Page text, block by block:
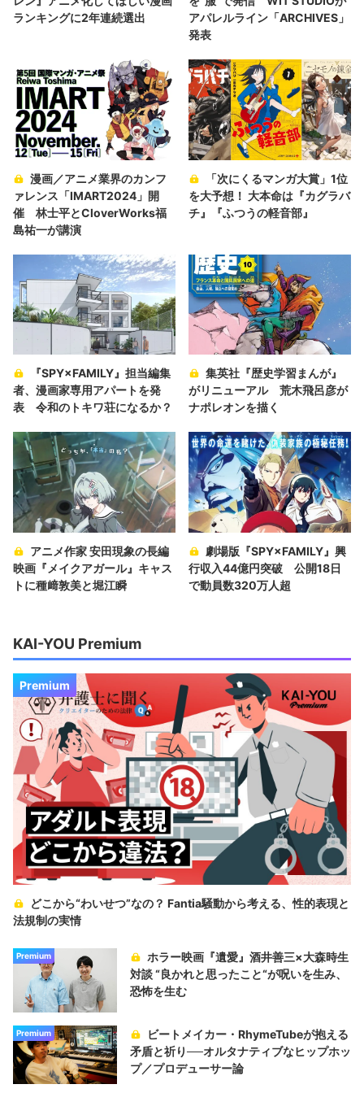
ランキングに2年連続選出
アパレルライン「ARCHIVES」
発表
漫画／アニメ業界のカンフ
ァレンス「IMART2024」開
催 林士平とCloverWorks福
島祐一が講演
「次にくるマンガ大賞」1位
を大予想！ 大本命は『カグラバ
チ』『ふつうの軽音部』
『SPY×FAMILY』担当編集
者、漫画家専用アパートを発
表 令和のトキワ荘になるか？
集英社『歴史学習まんが』
がリニューアル 荒木飛呂彦が
ナポレオンを描く
アニメ作家 安田現象の長編
映画『メイクアガール』キャス
トに種﨑敦美と堀江瞬
劇場版『SPY×FAMILY』興
行収入44億円突破 公開18日
で動員数320万人超
KAI-YOU Premium
Premium
どこから“わいせつ”なの？ Fantia騒動から考える、性的表現と
法規制の実情
Premium
ホラー映画『遺愛』酒井善三×大森時生
対談 “良かれと思ったこと“が呪いを生み、
恐怖を生む
Premium
ビートメイカー・RhymeTubeが抱える
矛盾と祈り──オルタナティブなヒップホッ
プ／プロデューサー論